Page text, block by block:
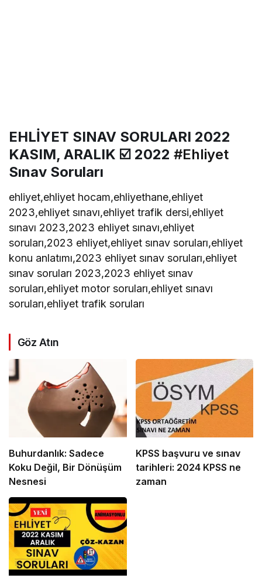
EHLİYET SINAV SORULARI 2022
KASIM, ARALIK ☑️ 2022 #Ehliyet
Sınav Soruları
ehliyet,ehliyet hocam,ehliyethane,ehliyet
2023,ehliyet sınavı,ehliyet trafik dersi,ehliyet
sınavı 2023,2023 ehliyet sınavı,ehliyet
soruları,2023 ehliyet,ehliyet sınav soruları,ehliyet
konu anlatımı,2023 ehliyet sınav soruları,ehliyet
sınav soruları 2023,2023 ehliyet sınav
soruları,ehliyet motor soruları,ehliyet sınavı
soruları,ehliyet trafik soruları
Göz Atın
Buhurdanlık: Sadece
Koku Değil, Bir Dönüşüm
Nesnesi
KPSS başvuru ve sınav
tarihleri: 2024 KPSS ne
zaman